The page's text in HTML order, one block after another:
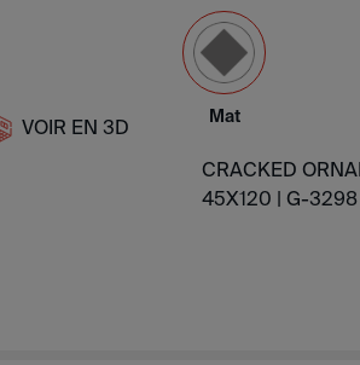
VOIR EN 3D Mat
CRACKED
45X120 | G-3298